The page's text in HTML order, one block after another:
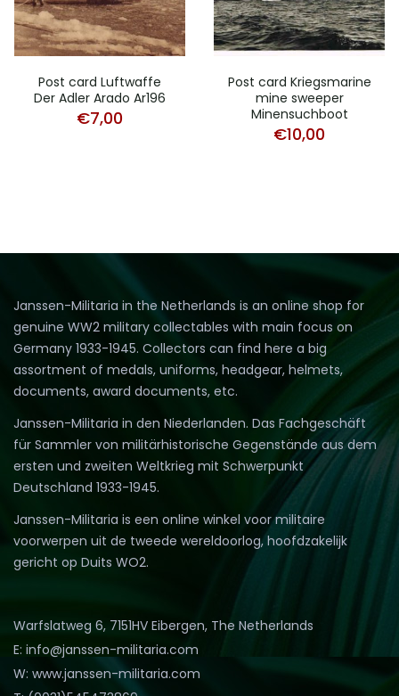
Post card Luftwaffe
Der Adler Arado Ar196
€7,00
Post card Kriegsmarine
mine sweeper
Minensuchboot
€10,00
Janssen-Militaria in the Netherlands is an online shop for
genuine WW2 military collectables with main focus on
Germany 1933-1945. Collectors can find here a big
assortment of medals, uniforms, headgear, helmets,
documents, award documents, etc.
Janssen-Militaria in den Niederlanden. Das Fachgeschäft
für Sammler von militärhistorische Gegenstände aus dem
ersten und zweiten Weltkrieg mit Schwerpunkt
Deutschland 1933-1945.
Janssen-Militaria is een online winkel voor militaire
voorwerpen uit de tweede wereldoorlog, hoofdzakelijk
gericht op Duits WO2.
Warfslatweg 6, 7151HV Eibergen, The Netherlands
E: info@janssen-militaria.com
W: www.janssen-militaria.com